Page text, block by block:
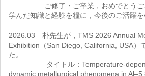
ご修了・ご卒業，おめでとうござ
学んだ知識と経験を糧に，今後のご活躍を
2026.03 朴先生が，TMS 2026 Annual
Exhibition（San Diego, California, USA）
た。
タイトル：Temperature-
dynamic metallurgical phenomena in